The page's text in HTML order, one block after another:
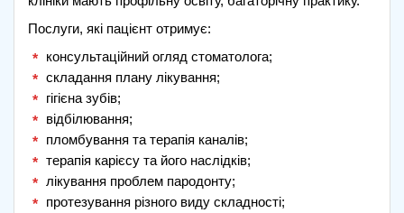
Послуги, які пацієнт отримує:
консультаційний огляд стоматолога;
складання плану лікування;
гігієна зубів;
відбілювання;
пломбування та терапія каналів;
терапія карієсу та його наслідків;
лікування проблем пародонту;
протезування різного виду складності;